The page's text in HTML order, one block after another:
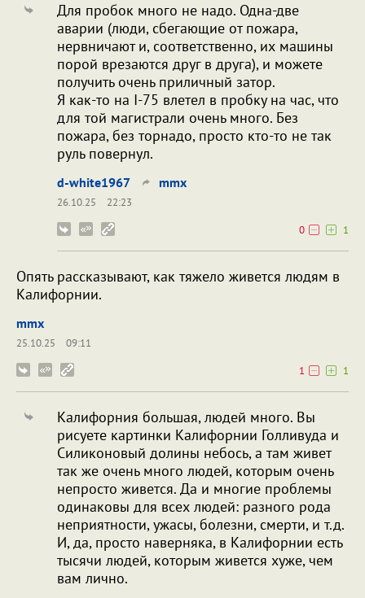
Для пробок много не надо. Одна-две
аварии (люди, сбегающие от пожара,
нервничают и, соответственно, их машины
порой врезаются друг в друга), и можете
получить очень приличный затор.
Я как-то на I-75 влетел в пробку на час, что
для той магистрали очень много. Без
пожара, без торнадо, просто кто-то не так
руль повернул.
d-white1967 mmx
26.10.25
22:23
0
1
Опять рассказывают, как тяжело живется людям в
Калифорнии.
mmx
25.10.25
09:11
1
1
Калифорния большая, людей много. Вы
рисуете картинки Калифорнии Голливуда и
Силиконовый долины небось, а там живет
так же очень много людей, которым очень
непросто живется. Да и многие проблемы
одинаковы для всех людей: разного рода
неприятности, ужасы, болезни, смерти, и т.д.
И, да, просто наверняка, в Калифорнии есть
тысячи людей, которым живется хуже, чем
вам лично.